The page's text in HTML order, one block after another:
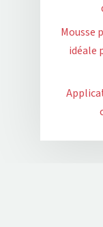
Mousse
idéale